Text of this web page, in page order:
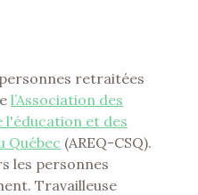
retraitées
l’Association des
et des
Québec (AREQ-CSQ).
les personnes
Travailleuse